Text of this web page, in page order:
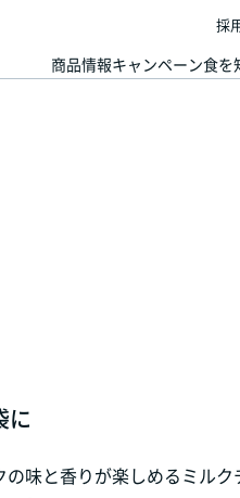
商品情報キャンペーン食を
採
に
味と香りが楽しめるミルク